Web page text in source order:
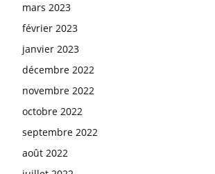
mars 2023
février 2023
janvier 2023
décembre 2022
novembre 2022
octobre 2022
septembre 2022
août 2022